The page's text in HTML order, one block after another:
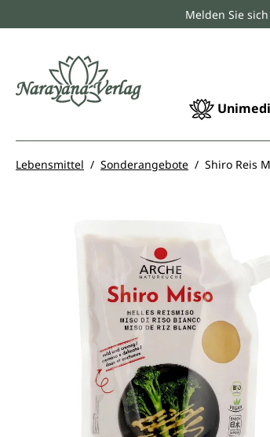
Zur Hauptnavigation springen
Melden Sie
Lebensmittel Sonderangebote Shiro Reis